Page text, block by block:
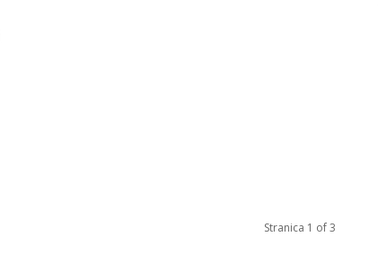
Stranica 1 of 3